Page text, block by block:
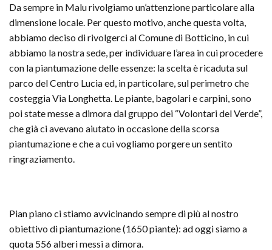
Da sempre in Malu rivolgiamo un’attenzione particolare alla
dimensione locale. Per questo motivo, anche questa volta,
abbiamo deciso di rivolgerci al Comune di Botticino, in cui
abbiamo la nostra sede, per individuare l’area in cui procedere
con la piantumazione delle essenze: la scelta è ricaduta sul
parco del Centro Lucia ed, in particolare, sul perimetro che
costeggia Via Longhetta. Le piante, bagolari e carpini, sono
poi state messe a dimora dal gruppo dei “Volontari del Verde”,
che già ci avevano aiutato in occasione della scorsa
piantumazione e che a cui vogliamo porgere un sentito
ringraziamento.
Pian piano ci stiamo avvicinando sempre di più al nostro
obiettivo di piantumazione (1650 piante): ad oggi siamo a
quota 556 alberi messi a dimora.